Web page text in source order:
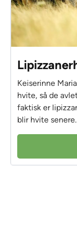
Keiserinne
hvite, så de
faktisk er
blir hvite senere.